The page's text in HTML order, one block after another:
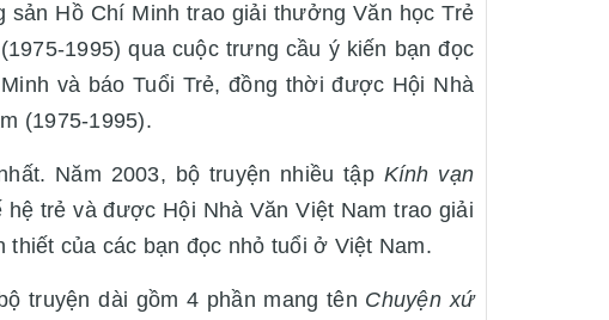
Hồ Chí Minh trao giải thưởng Văn học Trẻ
1995) qua cuộc trưng cầu ý kiến bạn đọc
và báo Tuổi Trẻ, đồng thời được Hội Nhà
(1975-1995).
Năm 2003, bộ truyện nhiều tập Kính vạn
trẻ và được Hội Nhà Văn Việt Nam trao giải
của các bạn đọc nhỏ tuổi ở Việt Nam.
truyện dài gồm 4 phần mang tên Chuyện xứ